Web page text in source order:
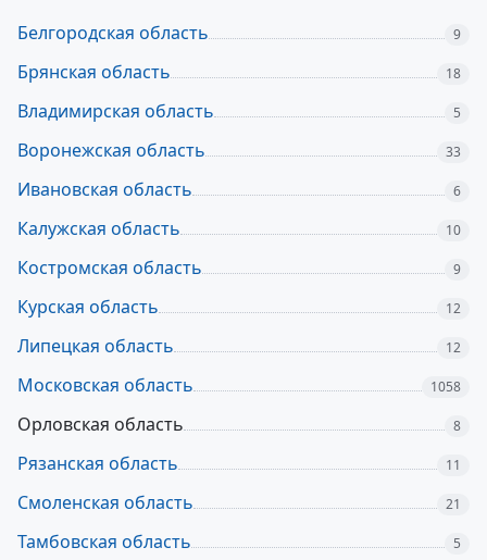
Белгородская область 9
Брянская область 18
Владимирская область 5
Воронежская область 33
Ивановская область 6
Калужская область 10
Костромская область 9
Курская область 12
Липецкая область 12
Московская область 1058
Орловская область 8
Рязанская область 11
Смоленская область 21
Тамбовская область 5